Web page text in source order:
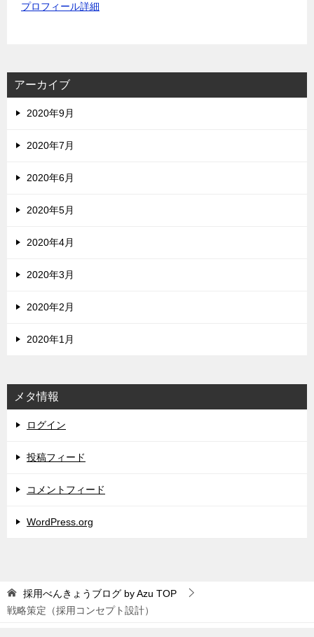
プロフィール詳細
アーカイブ
2020年9月
2020年7月
2020年6月
2020年5月
2020年4月
2020年3月
2020年2月
2020年1月
メタ情報
ログイン
投稿フィード
コメントフィード
WordPress.org
採用べんきょうブログ by Azu TOP
戦略策定（採用コンセプト設計）